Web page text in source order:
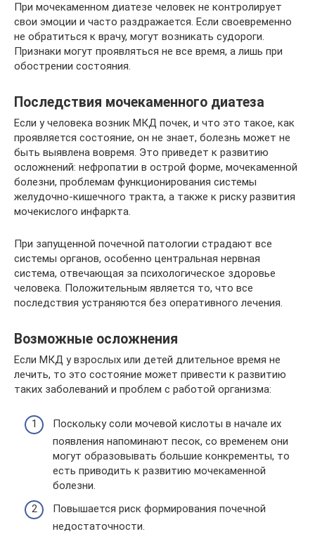
При мочекаменном диатезе человек не контролирует
свои эмоции и часто раздражается. Если своевременно
не обратиться к врачу, могут возникать судороги.
Признаки могут проявляться не все время, а лишь при
обострении состояния.
Последствия мочекаменного диатеза
Если у человека возник МКД почек, и что это такое, как
проявляется состояние, он не знает, болезнь может не
быть выявлена вовремя. Это приведет к развитию
осложнений: нефропатии в острой форме, мочекаменной
болезни, проблемам функционирования системы
желудочно-кишечного тракта, а также к риску развития
мочекислого инфаркта.
При запущенной почечной патологии страдают все
системы органов, особенно центральная нервная
система, отвечающая за психологическое здоровье
человека. Положительным является то, что все
последствия устраняются без оперативного лечения.
Возможные осложнения
Если МКД у взрослых или детей длительное время не
лечить, то это состояние может привести к развитию
таких заболеваний и проблем с работой организма:
Поскольку соли мочевой кислоты в начале их
появления напоминают песок, со временем они
могут образовывать большие конкременты, то
есть приводить к развитию мочекаменной
болезни.
Повышается риск формирования почечной
недостаточности.